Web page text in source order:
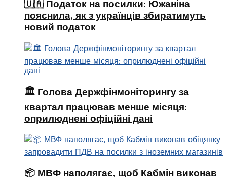
🇺🇦 Податок на посилки: Южаніна
пояснила, як з українців збиратимуть
новий податок
🏛 Голова Держфінмоніторингу за
квартал працював менше місяця:
оприлюднені офіційні дані
📦 МВФ наполягає, щоб Кабмін виконав